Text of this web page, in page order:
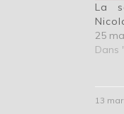
La
25
Dans
13